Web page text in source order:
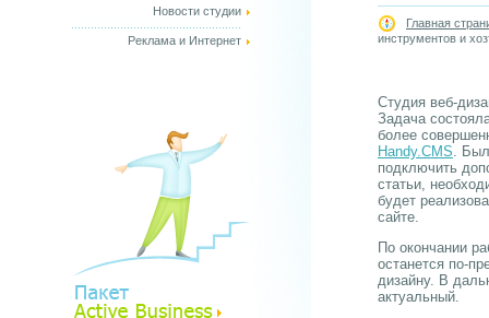
Новости студии
Реклама и Интернет
Главная
инструментов и
Студия веб-
Задача
более
Handy.CMS.
подключить
статьи,
будет
сайте.
По окончании
останется по-
дизайну. В
актуальный.